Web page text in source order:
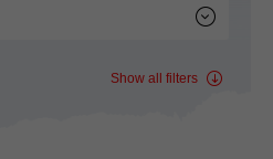
Show all filters